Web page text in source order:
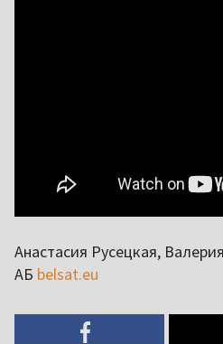
Анастасия Русецкая,
АБ belsat.eu